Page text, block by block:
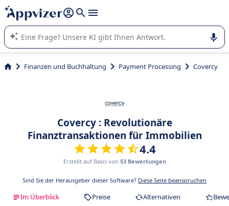
beantworten (mehrere Zeilen mit
Die KI von Appvizer führt Sie bei der Nutzung oder Auswahl
von SaaS-Software in Unternehmen.
Finanzen und Buchhaltung Payment Processing Covercy
Covercy : Revolutionäre
Finanztransaktionen für Immobilien
4.4
Erstellt auf Basis von 53 Bewertungen
Sind Sie der Herausgeber dieser Software? Diese Seite beanspruchen
Im Überblick Preise Alternativen